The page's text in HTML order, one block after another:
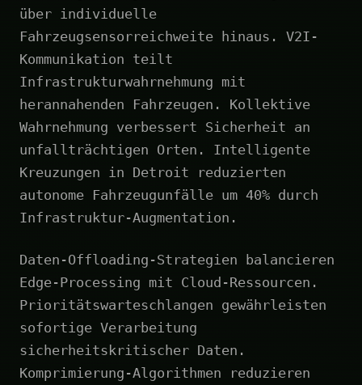
über individuelle
Fahrzeugsensorreichweite hinaus. V2I-
Kommunikation teilt
Infrastrukturwahrnehmung mit
herannahenden Fahrzeugen. Kollektive
Wahrnehmung verbessert Sicherheit an
unfallträchtigen Orten. Intelligente
Kreuzungen in Detroit reduzierten
autonome Fahrzeugunfälle um 40% durch
Infrastruktur-Augmentation.
Daten-Offloading-Strategien balancieren
Edge-Processing mit Cloud-Ressourcen.
Prioritätswarteschlangen gewährleisten
sofortige Verarbeitung
sicherheitskritischer Daten.
Komprimierung-Algorithmen reduzieren